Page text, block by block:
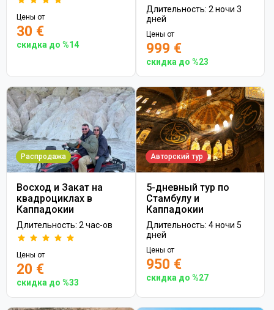
Цены от
30 €
скидка до %14
Длительность: 2 ночи 3
дней
Цены от
999 €
скидка до %23
Распродажа
Восход и Закат на
квадроциклах в
Каппадокии
Длительность: 2 час-ов
Цены от
20 €
скидка до %33
Авторский тур
5-дневный тур по
Стамбулу и
Каппадокии
Длительность: 4 ночи 5
дней
Цены от
950 €
скидка до %27